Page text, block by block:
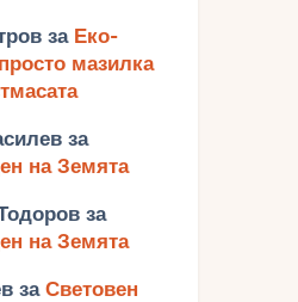
за Еко-
мазилка
за
на Земята
за
на Земята
за Световен